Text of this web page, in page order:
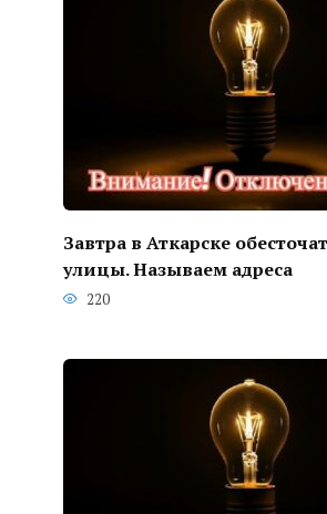
Завтра в Аткарске
улицы. Называем адреса
220